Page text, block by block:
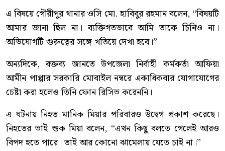
এ বিষয়ে গৌরীপুর থানার ওসি মো. হাবিবুর রহমান বলেন, “বিষয়টি
আমার জানা ছিল না। ব্যক্তিগতভাবে আমি তাকে চিনিও না।
অভিযোগটি গুরুত্বের সঙ্গে খতিয়ে দেখা হবে।”
অন্যদিকে, বক্তব্য জানতে উপজেলা নির্বাহী কর্মকর্তা আফিয়া
আমীন পাপ্পার সরকারি মোবাইল নম্বরে একাধিকবার যোগাযোগের
চেষ্টা করা হলেও তিনি ফোন রিসিভ করেননি।
এ ঘটনায় নিহত মানিক মিয়ার পরিবারও উদ্বেগ প্রকাশ করেছে।
নিহতের ভাই শুক মিয়া বলেন, “এখন কিছু বলতে গেলেই আরও
বিপদ হতে পারে। তাই আর কোনো ঝামেলায় যেতে চাই না।”